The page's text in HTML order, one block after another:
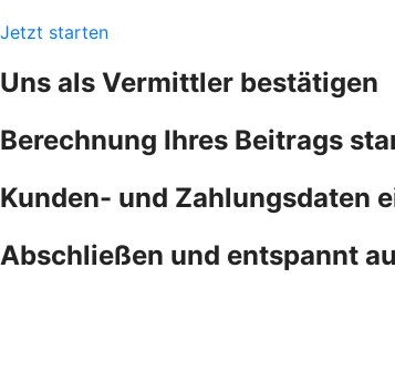
Jetzt starten
Uns als Vermittler bestätigen
Berechnung Ihres Beitrags
Kunden- und Zahlungsdaten
Abschließen und entspannt